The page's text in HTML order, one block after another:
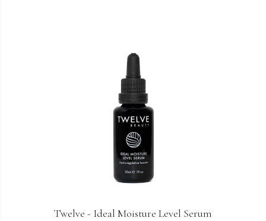
Twelve - Ideal Moisture Level Serum